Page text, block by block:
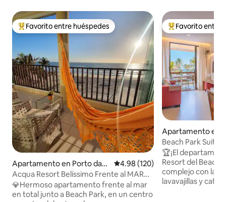
Favorito entre huéspedes preferido
Favorito entre huéspedes
Apartamento en Porto das
Dunas
Calificación promedio: 4.98 de
4.98 (120)
Acqua Resort Belíssimo Frente al MAR
total junto a BPark
💎Hermoso apartamento frente al mar
en total junto a Beach Park, en un centro
Favorito entre
Favorito entre
Apartamento en
Dunas
Beach Park Suites
ARENA y VISTA
🏆¡El
Resort del Beach
complejo con
lavavajillas y